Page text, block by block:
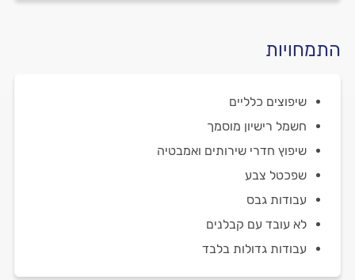
התמחויות
שיפוצים כלליים
חשמל רישיון מוסמך
שיפוץ חדרי שירותים ואמבטיה
שפכטל צבע
עבודות גבס
לא עובד עם קבלנים
עבודות גדולות בלבד